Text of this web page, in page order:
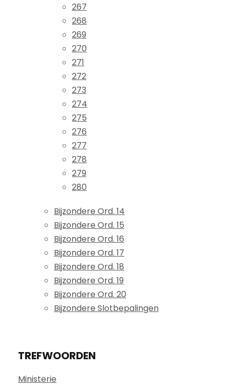
267
268
269
270
271
272
273
274
275
276
277
278
279
280
Bijzondere Ord. 14
Bijzondere Ord. 15
Bijzondere Ord. 16
Bijzondere Ord. 17
Bijzondere Ord. 18
Bijzondere Ord. 19
Bijzondere Ord. 20
Bijzondere Slotbepalingen
TREFWOORDEN
Ministerie